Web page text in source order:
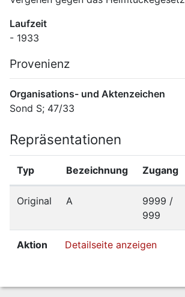
Laufzeit
- 1933
Provenienz
Organisations- und Aktenzeichen
Sond S; 47/33
Repräsentationen
Typ Bezeichnung Zugang
Original A
9999 /
999
Aktion Detailseite anzeigen